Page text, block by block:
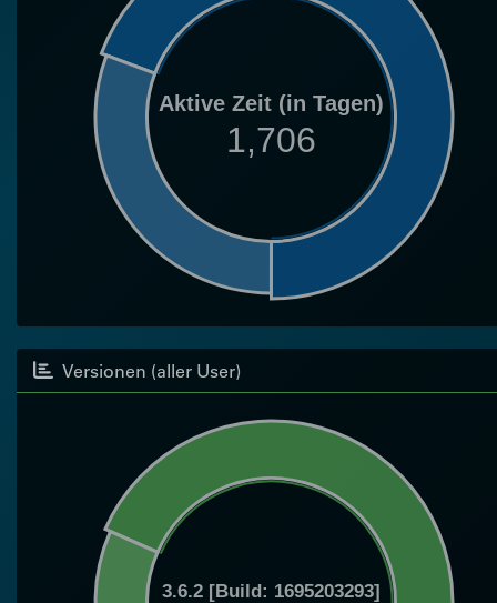
Aktive Zeit (in Tagen)
1,706
Versionen (aller User)
3.6.2 [Build: 1695203293]